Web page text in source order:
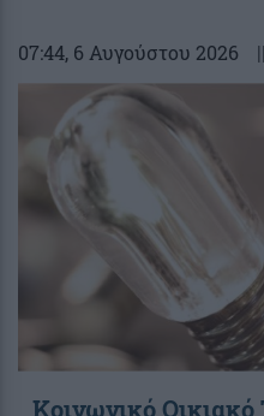
07:44, 6 Αυγούστου 2026 ||
Κοινωνικό Οικιακό